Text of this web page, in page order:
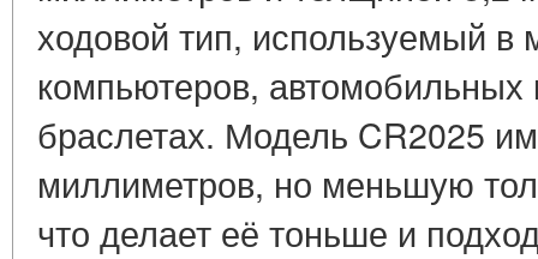
ходовой тип, используемый в
компьютеров,
браслетах. Модель CR2025
миллиметров, но меньшую
что делает её тоньше и